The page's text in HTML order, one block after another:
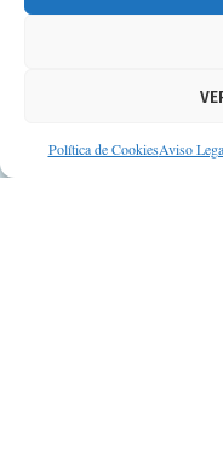
Política de CookiesAviso
Aviso legal
Protección de
Suscripción a